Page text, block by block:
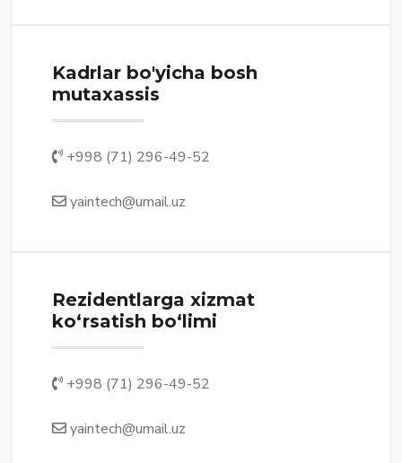
Kadrlar bo'yicha bosh
mutaxassis
+998 (71) 296-49-52
yaintech@umail.uz
Rezidentlarga xizmat
ko‘rsatish bo‘limi
+998 (71) 296-49-52
yaintech@umail.uz